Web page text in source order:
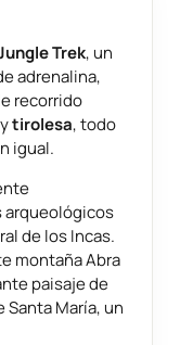
Trek, un
adrenalina,
recorrido
ytirolesa, todo
igual.
de los Incas.
montaña Abra
paisaje de
María, un